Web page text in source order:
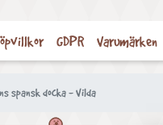
GDPR Varumärken
spansk docka - Vilda